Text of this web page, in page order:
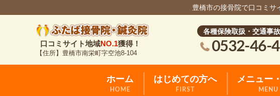
豊橋市の接骨院で口コミサ
口コミサイト地域NO.1獲得！
【住所】豊橋市南栄町字空池8-104
各種保険取扱・交通事
0532-46-
ホーム
HOME
はじめての方へ
FIRST
メニュー
MENU